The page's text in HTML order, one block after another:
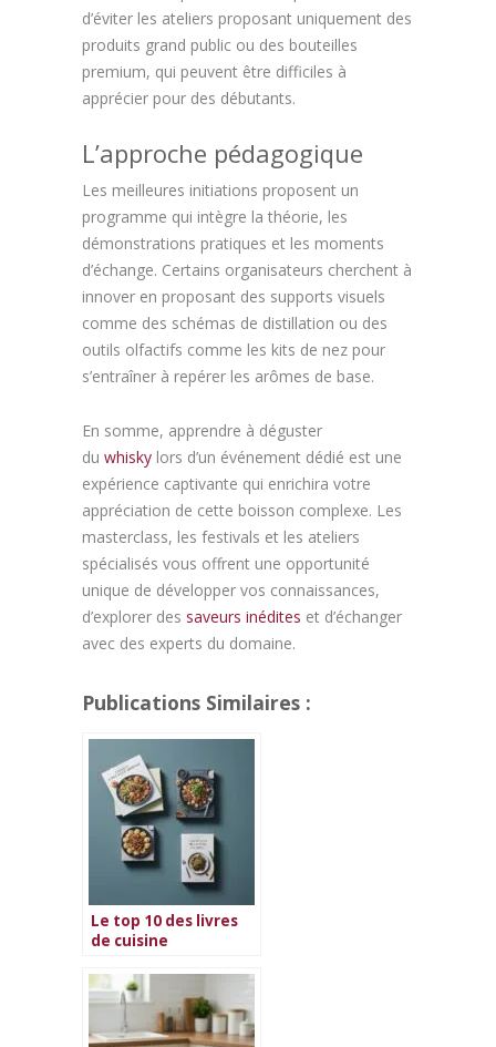
d’éviter les ateliers proposant uniquement des
produits grand public ou des bouteilles
premium, qui peuvent être difficiles à
apprécier pour des débutants.
L’approche pédagogique
Les meilleures initiations proposent un
programme qui intègre la théorie, les
démonstrations pratiques et les moments
d’échange. Certains organisateurs cherchent à
innover en proposant des supports visuels
comme des schémas de distillation ou des
outils olfactifs comme les kits de nez pour
s’entraîner à repérer les arômes de base.
En somme, apprendre à déguster
du whisky lors d’un événement dédié est une
expérience captivante qui enrichira votre
appréciation de cette boisson complexe. Les
masterclass, les festivals et les ateliers
spécialisés vous offrent une opportunité
unique de développer vos connaissances,
d’explorer des saveurs inédites et d’échanger
avec des experts du domaine.
Publications Similaires :
Le top 10 des livres
de cuisine
2026